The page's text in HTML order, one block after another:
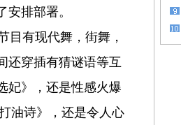
排部署。
有现代舞，街舞，
还穿插有猜谜语等互
妃》，还是性感火爆
油诗》，还是令人心